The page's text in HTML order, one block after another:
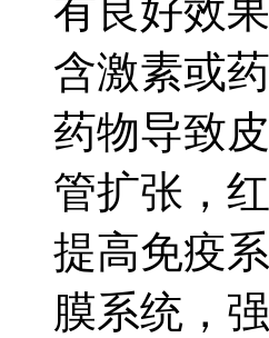
有良好效
含激素或
药物导致
管扩张，
提高免疫
膜系统，